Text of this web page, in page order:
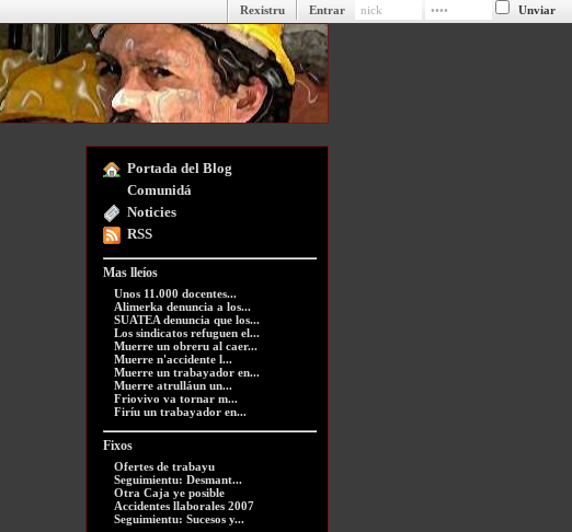
Entrar
Rexistru
Portada del Blog
Comunidá
Noticies
RSS
Mas lleíos
Unos 11.000 docentes...
Alimerka denuncia a los...
SUATEA denuncia que los...
Los sindicatos refuguen el...
Muerre un obreru al caer...
Muerre n'accidente l...
Muerre un trabayador en...
Muerre atrulláun un...
Friovivo va tornar m...
Firíu un trabayador en...
Fixos
Ofertes de trabayu
Seguimientu: Desmant...
Otra Caja ye posible
Accidentes llaborales 2007
Seguimientu: Sucesos y...